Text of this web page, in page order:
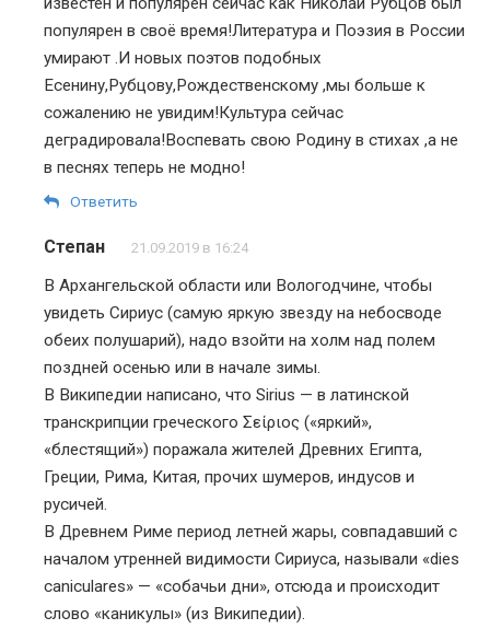
популярен в своё время!Литература и Поэзия в России
умирают .И новых поэтов подобных
Есенину,Рубцову,Рождественскому ,мы больше к
сожалению не увидим!Культура сейчас
деградировала!Воспевать свою Родину в стихах ,а не
в песнях теперь не модно!
Ответить
Степан 21.09.2019 в 16:24
В Архангельской области или Вологодчине, чтобы
увидеть Сириус (самую яркую звезду на небосводе
обеих полушарий), надо взойти на холм над полем
поздней осенью или в начале зимы.
В Википедии написано, что Sirius — в латинской
транскрипции греческого Σείριος («яркий»,
«блестящий») поражала жителей Древних Египта,
Греции, Рима, Китая, прочих шумеров, индусов и
русичей.
В Древнем Риме период летней жары, совпадавший с
началом утренней видимости Сириуса, называли «dies
caniculares» — «собачьи дни», отсюда и происходит
слово «каникулы» (из Википедии).